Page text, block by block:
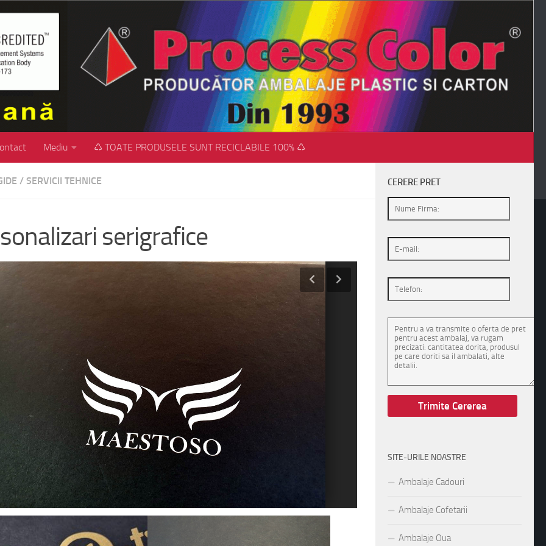
Mediu ♺ TOATE PRODUSELE SUNT RECICLABILE 100% ♺
/ SERVICII TEHNICE
serigrafice
CERERE PRET
SITE-URILE NOASTRE
Ambalaje Cadouri
Ambalaje Cofetarii
Ambalaje Oua